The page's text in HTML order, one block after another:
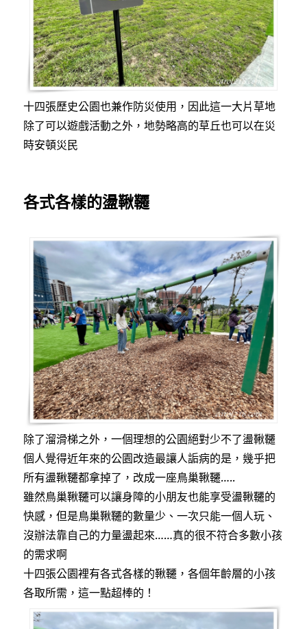
十四張歷史公園也兼作防災使用，因此這一大片草地
除了可以遊戲活動之外，地勢略高的草丘也可以在災
時安頓災民
各式各樣的盪鞦韆
除了溜滑梯之外，一個理想的公園絕對少不了盪鞦韆
個人覺得近年來的公園改造最讓人詬病的是，幾乎把
所有盪鞦韆都拿掉了，改成一座鳥巢鞦韆…..
雖然鳥巢鞦韆可以讓身障的小朋友也能享受盪鞦韆的
快感，但是鳥巢鞦韆的數量少、一次只能一個人玩、
沒辦法靠自己的力量盪起來……真的很不符合多數小孩
的需求啊
十四張公園裡有各式各樣的鞦韆，各個年齡層的小孩
各取所需，這一點超棒的！